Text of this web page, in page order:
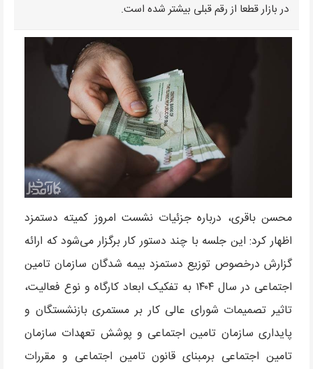
در بازار قطعا از رقم قبلی بیشتر شده است.
محسن باقری، درباره جزئیات نشست امروز کمیته دستمزد
اظهار کرد: این جلسه با چند دستور کار برگزار می‌شود که ارائه
گزارش درخصوص توزیع دستمزد بیمه شدگان سازمان تامین
اجتماعی در سال ۱۴۰۴ به تفکیک ابعاد کارگاه و نوع فعالیت،
تاثیر تصمیمات شورای عالی کار بر مستمری بازنشستگان و
پایداری سازمان تامین اجتماعی و پوشش تعهدات سازمان
تامین اجتماعی برمبنای قانون تامین اجتماعی و مقررات